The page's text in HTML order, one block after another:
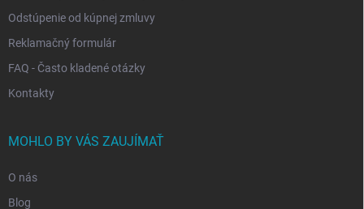
Odstúpenie od kúpnej zmluvy
Reklamačný formulár
FAQ - Často kladené otázky
Kontakty
MOHLO BY VÁS ZAUJÍMAŤ
O nás
Blog